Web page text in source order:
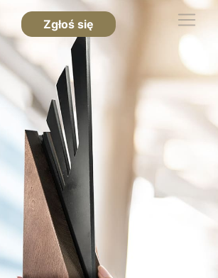
Zgłoś się